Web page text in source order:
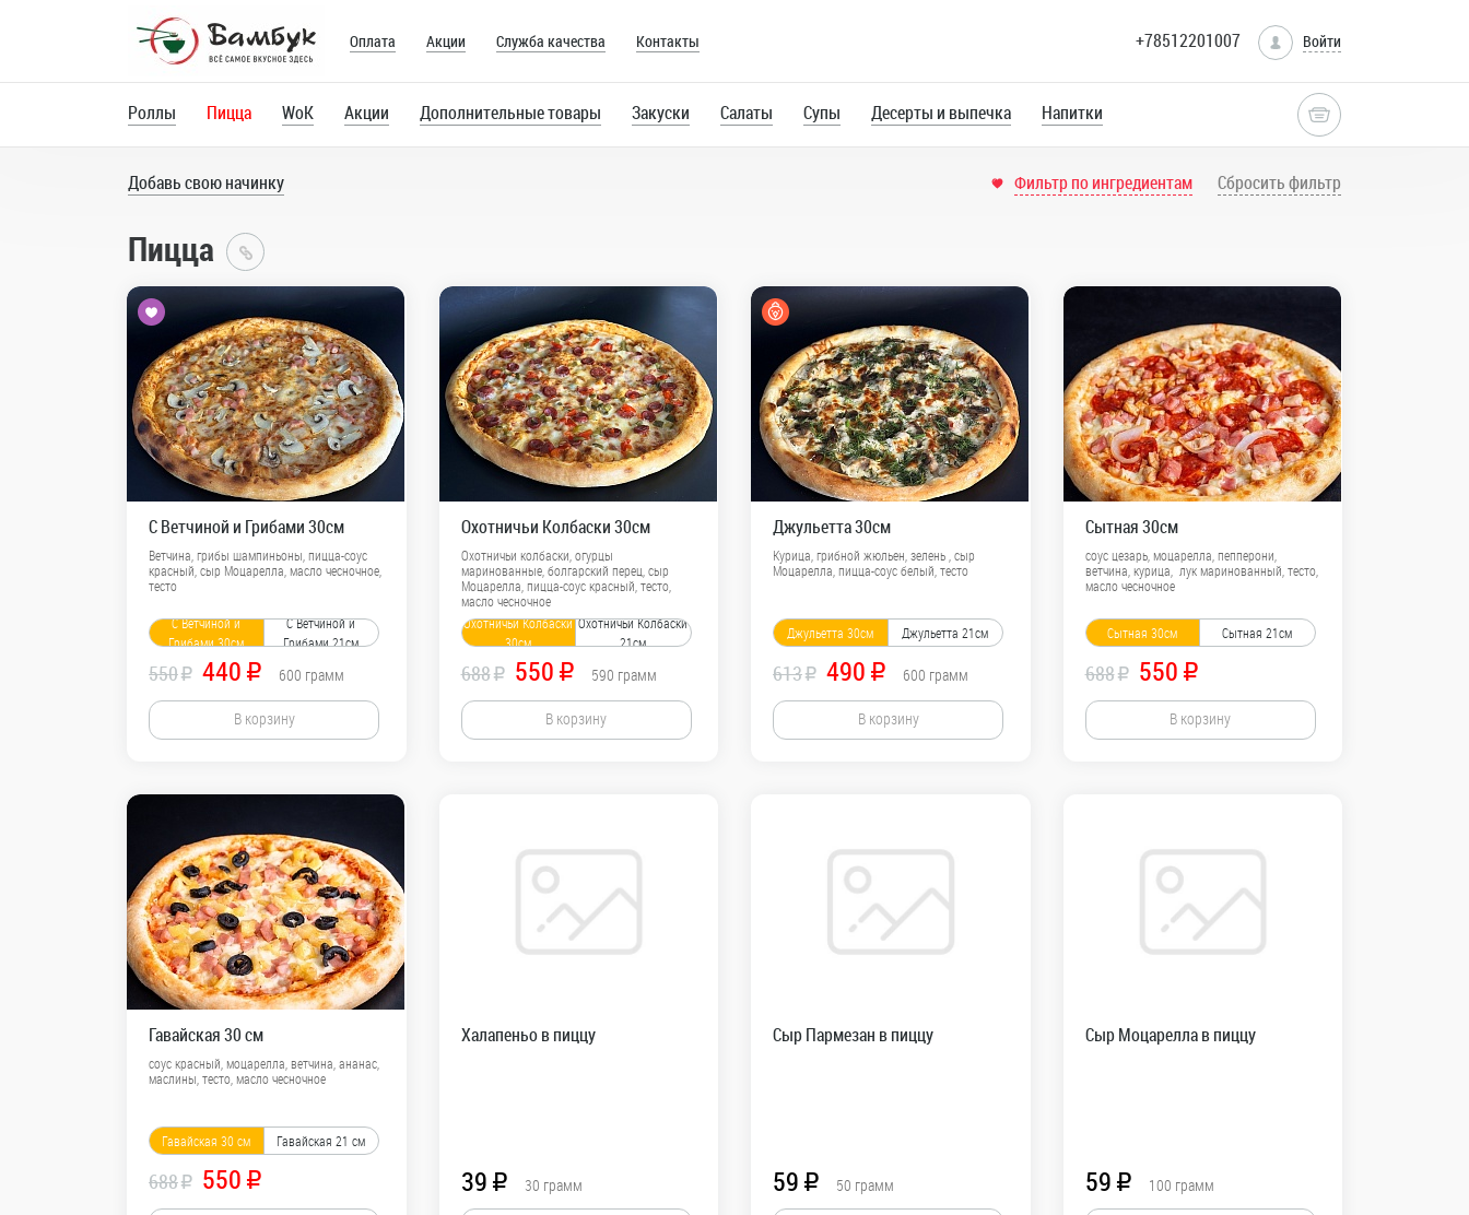
Оплата Акции Служба качества Контакты +78512201007 Войти
Роллы Пицца WoK Акции Дополнительные товары Закуски Салаты Супы Десерты и выпечка Напитки
Добавь свою начинку Фильтр по ингредиентам Сбросить фильтр
Пицца
Каталог
С Ветчиной и Грибами 30см
Ветчина, грибы шампиньоны, пицца-соус
красный, сыр Моцарелла, масло чесночное,
тесто
С Ветчиной и
Грибами 30см
С Ветчиной и
Грибами 21см
550R 440 R 600 грамм
В корзину
Охотничьи Колбаски 30см
Охотничьи колбаски, огурцы
маринованные, болгарский перец, сыр
Моцарелла, пицца-соус красный, тесто,
масло чесночное
Охотничьи Колбаски
30см
Охотничьи Колбаски
21см
688R 550 R 590 грамм
В корзину
Джульетта 30см
Курица, грибной жюльен, зелень , сыр
Моцарелла, пицца-соус белый, тесто
Джульетта 30см Джульетта 21см
613R 490 R 600 грамм
В корзину
Сытная 30см
соус цезарь, моцарелла, пепперони,
ветчина, курица, лук маринованный, тесто,
масло чесночное
Сытная 30см Сытная 21см
688R 550 R
В корзину
Гавайская 30 см
соус красный, моцарелла, ветчина, ананас,
маслины, тесто, масло чесночное
Гавайская 30 см Гавайская 21 см
688R 550 R
Халапеньо в пиццу
39 R 30 грамм
Сыр Пармезан в пиццу
59 R 50 грамм
Сыр Моцарелла в пиццу
59 R 100 грамм